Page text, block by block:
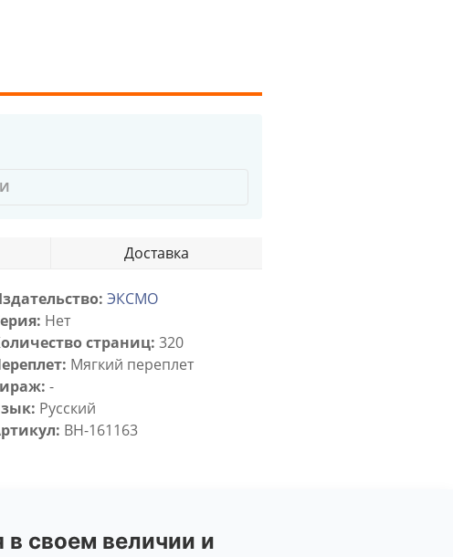
Доставка
ЭКСМО
Нет
страниц: 320
Мягкий переплет
-
Русский
BH-161163
в своем величии и